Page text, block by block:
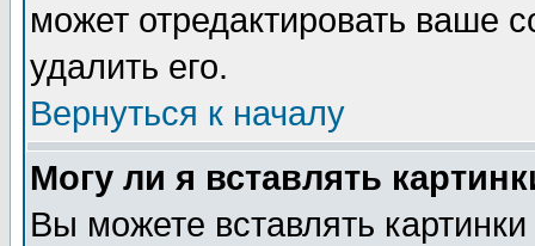
может отредактировать ваше
удалить его.
Вернуться к началу
Могу ли я вставлять
Вы можете вставлять